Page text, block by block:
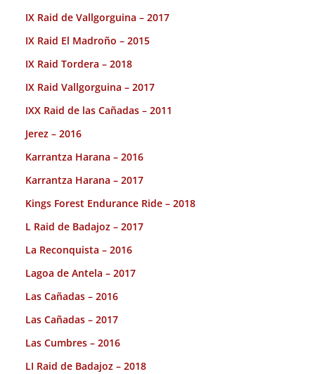
IX Raid de Vallgorguina – 2017
IX Raid El Madroño – 2015
IX Raid Tordera – 2018
IX Raid Vallgorguina – 2017
IXX Raid de las Cañadas – 2011
Jerez – 2016
Karrantza Harana – 2016
Karrantza Harana – 2017
Kings Forest Endurance Ride – 2018
L Raid de Badajoz – 2017
La Reconquista – 2016
Lagoa de Antela – 2017
Las Cañadas – 2016
Las Cañadas – 2017
Las Cumbres – 2016
LI Raid de Badajoz – 2018